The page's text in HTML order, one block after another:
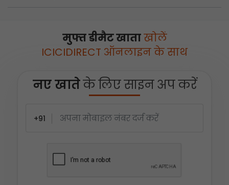
मुफ्त डीमैट खाताखोलें
ICICIDIRECT ऑनलाइन के साथ
नए खातेके लिए साइन अप करें
+91